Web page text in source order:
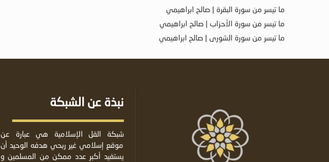
ما تيسر من سورة البقرة | صالح ابراهيمي
ما تيسر من سورة الأحزاب | صالح ابراهيمي
ما تيسر من سورة الشورى | صالح ابراهيمي
نبذة عن الشبكة
شبكة القل الإسلامية هي عبارة عن
موقع إسلامي غير ربحي هدفه الوحيد أن
يستفيد أكبر عدد ممكن من المسلمين و